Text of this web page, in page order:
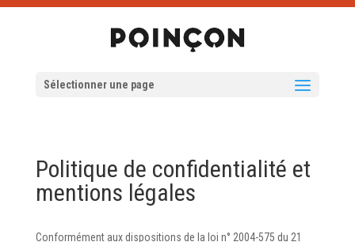
Sélectionner une page
Politique de confidentialité et
mentions légales
Conformément aux dispositions de la loi n° 2004-575 du 21